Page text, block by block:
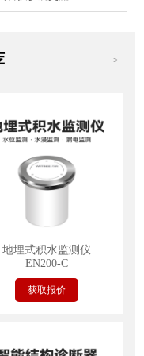
>
地埋式积水监测仪
EN200-C
获取报价